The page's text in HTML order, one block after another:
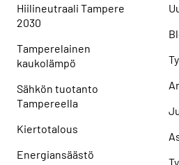
Hiilineutraali Tampere
2030
Tamperelainen
kaukolämpö
Sähkön tuotanto
Tampereella
Kiertotalous
Energiansäästö